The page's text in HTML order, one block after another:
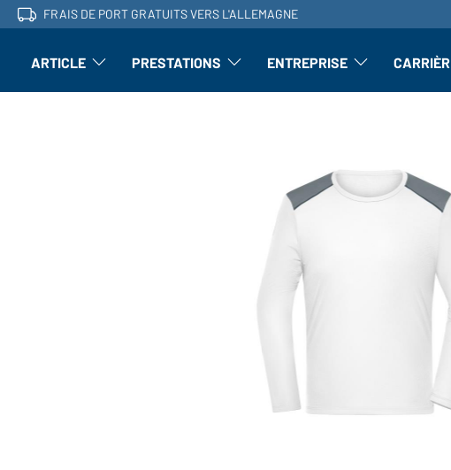
FRAIS DE PORT GRATUITS VERS L'ALLEMAGNE
ARTICLE l'article : Ouvrir le sous-menu
PRESTATIONS Perfectionnement : ouvrir le sous-menu
ENTREPRISE L'entreprise : Ouvrir le